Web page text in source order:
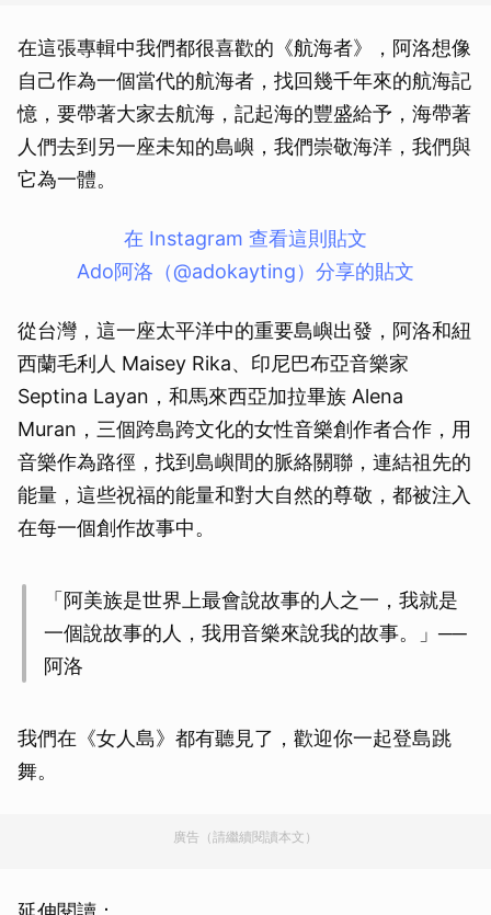
在這張專輯中我們都很喜歡的《航海者》，阿洛想像
自己作為一個當代的航海者，找回幾千年來的航海記
憶，要帶著大家去航海，記起海的豐盛給予，海帶著
人們去到另一座未知的島嶼，我們崇敬海洋，我們與
它為一體。
在 Instagram 查看這則貼文
Ado阿洛（@adokayting）分享的貼文
從台灣，這一座太平洋中的重要島嶼出發，阿洛和紐
西蘭毛利人 Maisey Rika、印尼巴布亞音樂家
Septina Layan，和馬來西亞加拉畢族 Alena
Muran，三個跨島跨文化的女性音樂創作者合作，用
音樂作為路徑，找到島嶼間的脈絡關聯，連結祖先的
能量，這些祝福的能量和對大自然的尊敬，都被注入
在每一個創作故事中。
「阿美族是世界上最會說故事的人之一，我就是
一個說故事的人，我用音樂來說我的故事。」──
阿洛
我們在《女人島》都有聽見了，歡迎你一起登島跳
舞。
廣告（請繼續閱讀本文）